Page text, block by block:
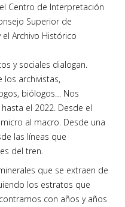
Centro de Interpretación
Superior de
el Archivo Histórico
y sociales dialogan.
archivistas,
biólogos… Nos
el 2022. Desde el
al macro. Desde una
las líneas que
del tren.
que se extraen de
los estratos que
con años y años